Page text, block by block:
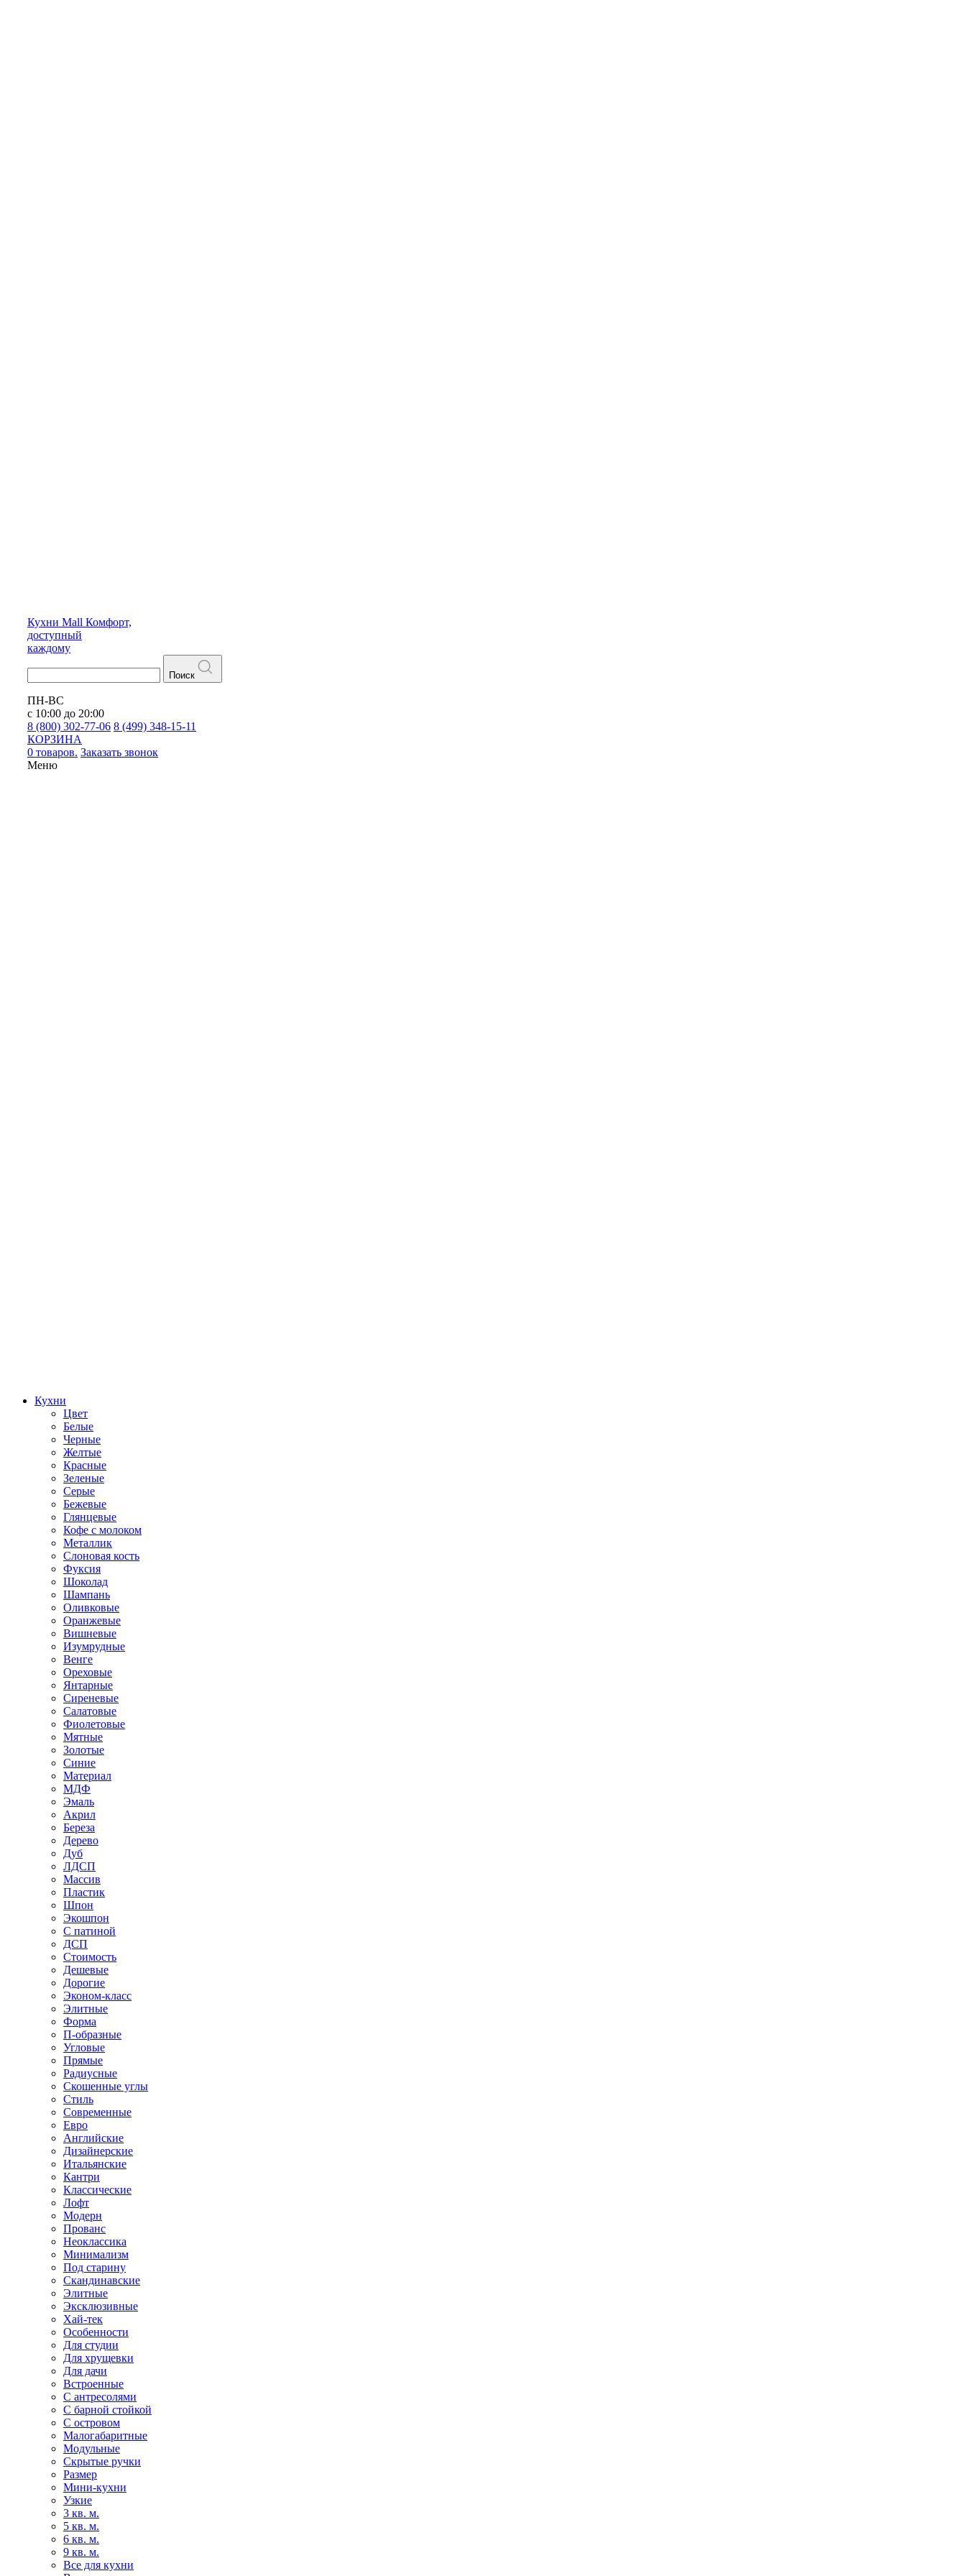
Кухни Mall Комфорт,
доступный
каждому
Поиск
ПН-ВС
с 10:00 до 20:00
8 (800) 302-77-06 8 (499) 348-15-11
КОРЗИНА
0 товаров. Заказать звонок
Меню
Кухни
Цвет
Белые
Черные
Желтые
Красные
Зеленые
Серые
Бежевые
Глянцевые
Кофе с молоком
Металлик
Слоновая кость
Фуксия
Шоколад
Шампань
Оливковые
Оранжевые
Вишневые
Изумрудные
Венге
Ореховые
Янтарные
Сиреневые
Салатовые
Фиолетовые
Мятные
Золотые
Синие
Материал
МДФ
Эмаль
Акрил
Береза
Дерево
Дуб
ЛДСП
Массив
Пластик
Шпон
Экошпон
С патиной
ДСП
Стоимость
Дешевые
Дорогие
Эконом-класс
Элитные
Форма
П-образные
Угловые
Прямые
Радиусные
Скошенные углы
Стиль
Современные
Евро
Английские
Дизайнерские
Итальянские
Кантри
Классические
Лофт
Модерн
Прованс
Неоклассика
Минимализм
Под старину
Скандинавские
Элитные
Эксклюзивные
Хай-тек
Особенности
Для студии
Для хрущевки
Для дачи
Встроенные
С антресолями
С барной стойкой
С островом
Малогабаритные
Модульные
Скрытые ручки
Размер
Мини-кухни
Узкие
3 кв. м.
5 кв. м.
6 кв. м.
9 кв. м.
Все для кухни